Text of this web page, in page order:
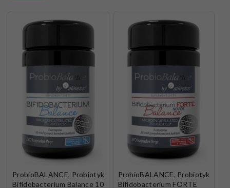
ProbioBALANCE, Probiotyk
Bifidobacterium Balance 10
ProbioBALANCE, Probiotyk
Bifidobacterium FORTE